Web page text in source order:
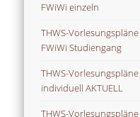
FWiWi einzeln
THWS-Vorlesungspläne
FWiWi Studiengang
THWS-Vorlesungspläne
individuell AKTUELL
THWS-Vorlesungspläne